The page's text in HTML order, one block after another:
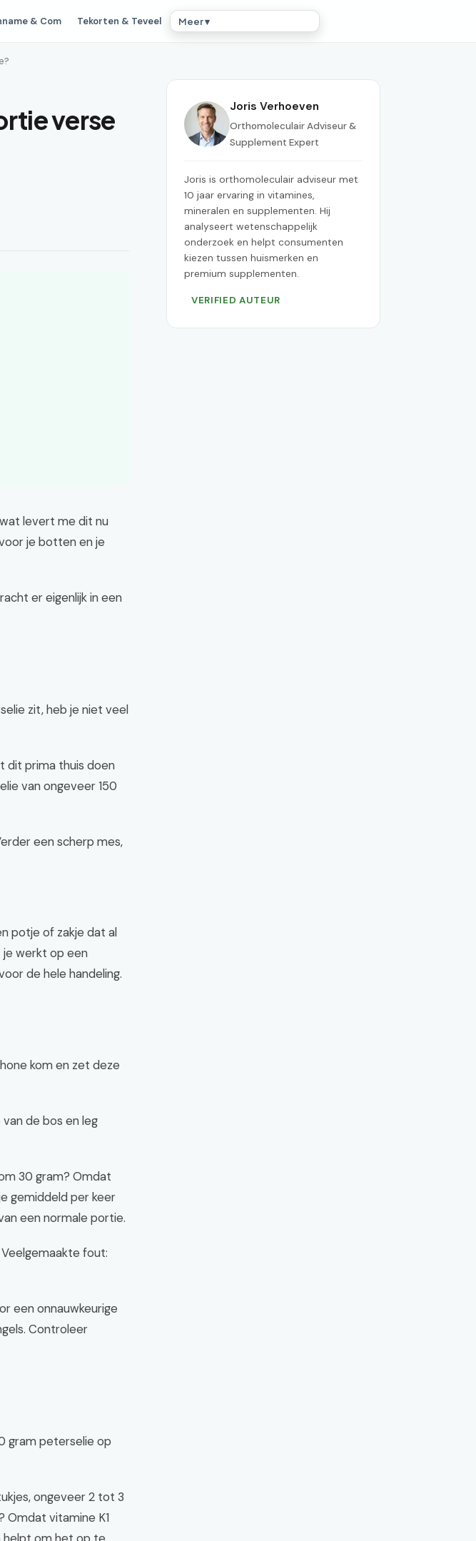
& Com Tekorten & Teveel Meer ▾
verse
levert me dit nu
je botten en je
er eigenlijk in een
zit, heb je niet veel
dit prima thuis doen
van ongeveer 150
een scherp mes,
potje of zakje dat al
je werkt op een
de hele handeling.
kom en zet deze
de bos en leg
30 gram? Omdat
gemiddeld per keer
een normale portie.
fout:
een onnauwkeurige
Controleer
gram peterselie op
ongeveer 2 tot 3
Omdat vitamine K1
Joris Verhoeven
Orthomoleculair Adviseur &
Supplement Expert
Joris is orthomoleculair adviseur met
10 jaar ervaring in vitamines,
mineralen en supplementen. Hij
analyseert wetenschappelijk
onderzoek en helpt consumenten
kiezen tussen huismerken en
premium supplementen.
VERIFIED AUTEUR